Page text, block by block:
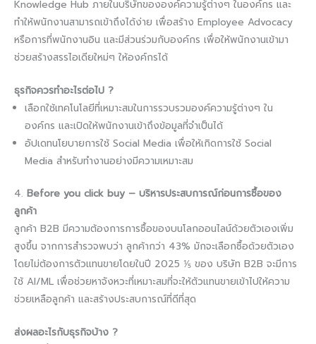
Knowledge Hub ภายในบริษัทขององค์ความรู้ต่างๆ ในองค์กร และ
ทำให้พนักงานสามารถเข้าถึงได้ง่าย เพื่อสร้าง Employee Advocacy
หรือการที่พนักงานอิน และมีส่วนร่วมกับองค์กร เพื่อให้พนักงานเข้ามา
ช่วยสร้างสรรไอเดียใหม่ๆ ให้องค์กรได้
ธุรกิจควรทำอะไรต่อไป ?
เลือกใช้เทคโนโลยีที่เหมาะสมในการรวบรวมองค์ความรู้ต่างๆ ใน
องค์กร และเปิดให้พนักงานเข้าถึงข้อมูลที่จำเป็นได้
อัปเดทนโยบายการใช้ Social Media เพื่อให้เกิดการใช้ Social
Media สำหรับทำงานอย่างมีความเหมาะสม
4. Before you click buy – บริหารประสบการณ์ก่อนการซื้อของ
ลูกค้า
ลูกค้า B2B มีความต้องการการซื้อของบนโลกออนไลน์ด้วยตัวเองเพิ่ม
สูงขึ้น จากการสำรวจพบว่า ลูกค้ากว่า 43% มักจะเลือกซื้อด้วยตัวเอง
โดยไม่ต้องการตัวแทนขายโดยในปี 2025 ⅕ ของ บริษัท B2B จะมีการ
ใช้ AI/ML เพื่อช่วยหาจังหวะที่เหมาะสมที่จะให้ตัวแทนขายเข้าไปให้ความ
ช่วยเหลือลูกค้า และสร้างประสบการณ์ที่ดีที่สุด
ส่งผลอะไรกับธุรกิจบ้าง ?​